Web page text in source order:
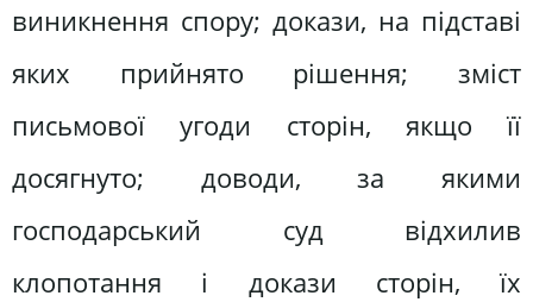
виникнення спору; докази, на підставі
яких прийнято рішення; зміст
письмової угоди сторін, якщо її
досягнуто; доводи, за якими
господарський суд відхилив
клопотання і докази сторін, їх